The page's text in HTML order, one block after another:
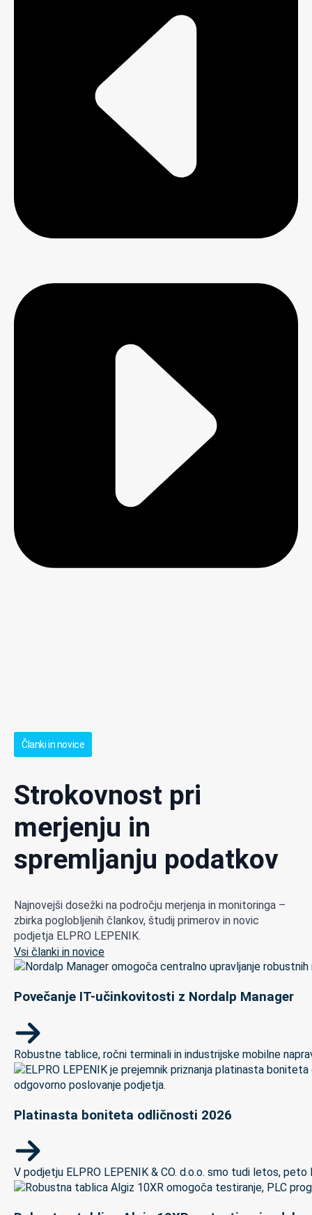
Članki in novice
Strokovnost pri
merjenju in
spremljanju podatkov
Najnovejši dosežki na področju merjenja in monitoringa –
zbirka poglobljenih člankov, študij primerov in novic
podjetja ELPRO LEPENIK.
Vsi članki in novice
Povečanje IT-učinkovitosti z Nordalp Manager
Robustne tablice, ročni terminali in industrijske mobilne
Platinasta boniteta odličnosti 2026
V podjetju ELPRO LEPENIK & CO. d.o.o. smo tudi letos,